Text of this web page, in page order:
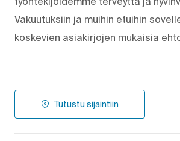
Vakuutuksiin ja muihin etuihin
koskevien asiakirjojen mukaisia
Tutustu sijaintiin